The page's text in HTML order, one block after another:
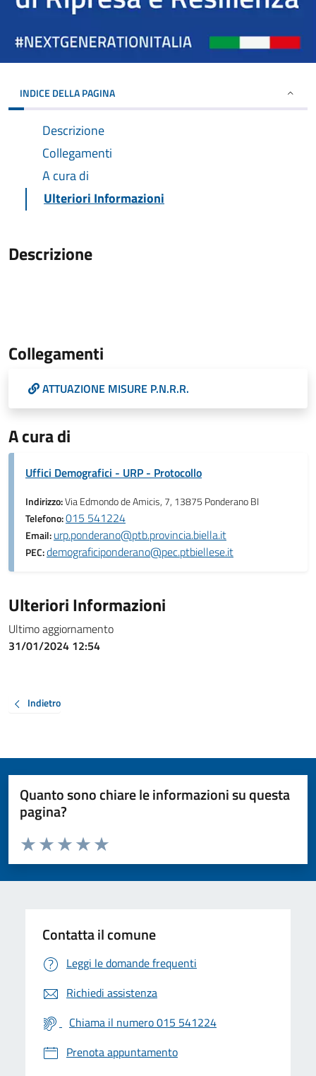
INDICE DELLA PAGINA
Descrizione
Collegamenti
A cura di
Ulteriori Informazioni
Descrizione
Collegamenti
ATTUAZIONE MISURE P.N.R.R.
A cura di
Uffici Demografici - URP - Protocollo
Indirizzo:Via Edmondo de Amicis, 7, 13875 Ponderano BI
Telefono:015 541224
Email:urp.ponderano@ptb.provincia.biella.it
PEC:demograficiponderano@pec.ptbiellese.it
Ulteriori Informazioni
Ultimo aggiornamento
31/01/2024 12:54
Indietro
Quanto sono chiare le informazioni su questa
pagina?
Valuta da 1 a 5 stelle la pagina
Valuta 5 stelle su 5
Valuta 4 stelle su 5
Valuta 3 stelle su 5
Valuta 2 stelle su 5
Valuta 1 stelle su 5
Contatta il comune
Leggi le domande frequenti
Richiedi assistenza
Chiama il numero 015 541224
Prenota appuntamento